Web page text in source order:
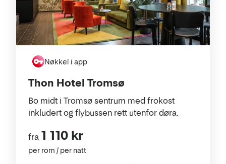
Thon Hotel Tromsø
Bo midt i Tromsø sentrum med frokost
inkludert og flybussen rett utenfor døra.
Nøkkel i app
fra 1 110 kr
per rom / per natt